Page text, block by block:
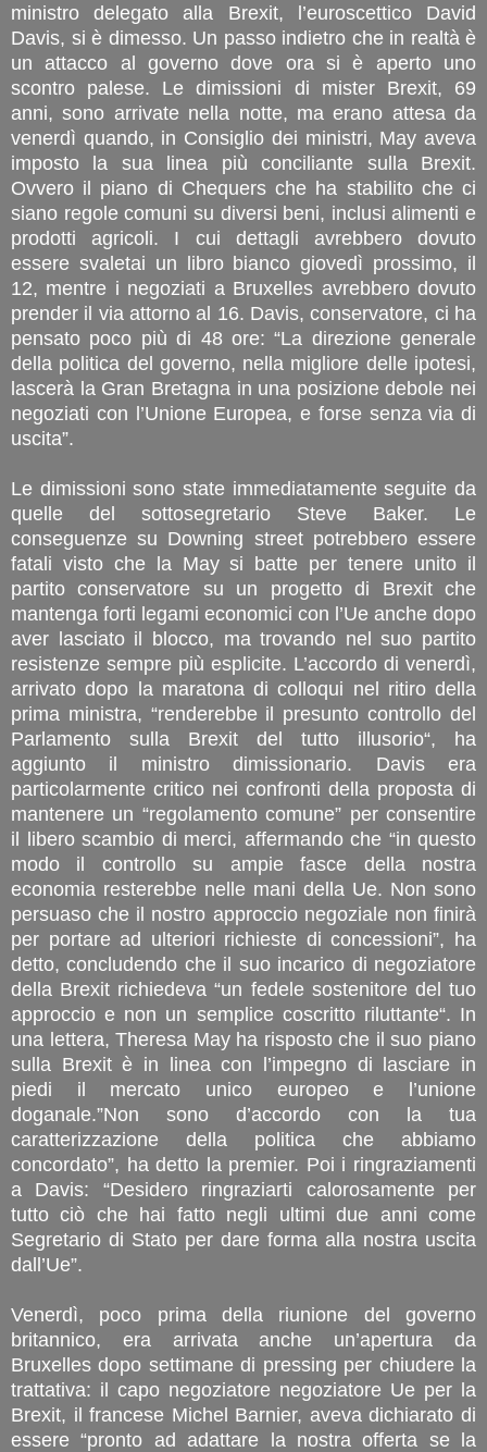
ministro delegato alla Brexit, l’euroscettico David
Davis, si è dimesso. Un passo indietro che in realtà è
un attacco al governo dove ora si è aperto uno
scontro palese. Le dimissioni di mister Brexit, 69
anni, sono arrivate nella notte, ma erano attesa da
venerdì quando, in Consiglio dei ministri, May aveva
imposto la sua linea più conciliante sulla Brexit.
Ovvero il piano di Chequers che ha stabilito che ci
siano regole comuni su diversi beni, inclusi alimenti e
prodotti agricoli. I cui dettagli avrebbero dovuto
essere svaletai un libro bianco giovedì prossimo, il
12, mentre i negoziati a Bruxelles avrebbero dovuto
prender il via attorno al 16. Davis, conservatore, ci ha
pensato poco più di 48 ore: “La direzione generale
della politica del governo, nella migliore delle ipotesi,
lascerà la Gran Bretagna in una posizione debole nei
negoziati con l’Unione Europea, e forse senza via di
uscita”.
Le dimissioni sono state immediatamente seguite da
quelle del sottosegretario Steve Baker. Le
conseguenze su Downing street potrebbero essere
fatali visto che la May si batte per tenere unito il
partito conservatore su un progetto di Brexit che
mantenga forti legami economici con l’Ue anche dopo
aver lasciato il blocco, ma trovando nel suo partito
resistenze sempre più esplicite. L’accordo di venerdì,
arrivato dopo la maratona di colloqui nel ritiro della
prima ministra, “renderebbe il presunto controllo del
Parlamento sulla Brexit del tutto illusorio“, ha
aggiunto il ministro dimissionario. Davis era
particolarmente critico nei confronti della proposta di
mantenere un “regolamento comune” per consentire
il libero scambio di merci, affermando che “in questo
modo il controllo su ampie fasce della nostra
economia resterebbe nelle mani della Ue. Non sono
persuaso che il nostro approccio negoziale non finirà
per portare ad ulteriori richieste di concessioni”, ha
detto, concludendo che il suo incarico di negoziatore
della Brexit richiedeva “un fedele sostenitore del tuo
approccio e non un semplice coscritto riluttante“. In
una lettera, Theresa May ha risposto che il suo piano
sulla Brexit è in linea con l’impegno di lasciare in
piedi il mercato unico europeo e l’unione
doganale.”Non sono d’accordo con la tua
caratterizzazione della politica che abbiamo
concordato”, ha detto la premier. Poi i ringraziamenti
a Davis: “Desidero ringraziarti calorosamente per
tutto ciò che hai fatto negli ultimi due anni come
Segretario di Stato per dare forma alla nostra uscita
dall’Ue”.
Venerdì, poco prima della riunione del governo
britannico, era arrivata anche un’apertura da
Bruxelles dopo settimane di pressing per chiudere la
trattativa: il capo negoziatore negoziatore Ue per la
Brexit, il francese Michel Barnier, aveva dichiarato di
essere “pronto ad adattare la nostra offerta se la